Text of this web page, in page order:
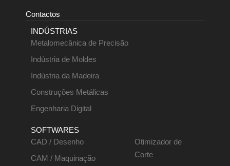
Contactos
INDÚSTRIAS
Metalomecânica de Precisão
Indústria de Moldes
Indústria da Madeira
Construções Metálicas
Engenharia Digital
SOFTWARES
CAD / Desenho
CAM / Maquinação
Otimizador de
Corte